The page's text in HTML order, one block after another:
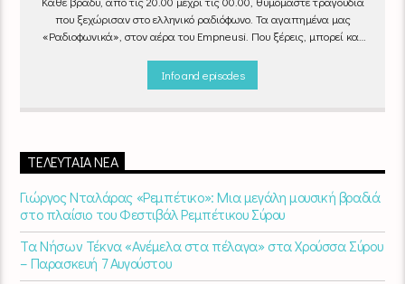
που ξεχώρισαν στο ελληνικό ραδιόφωνο. Τα αγαπημένα μας
«Ραδιοφωνικά», στον αέρα του Empneusi. Που ξέρεις, μπορεί και
:00 – 00:00στονEmpneusi 107 FM
Info and episodes
ΤΕΛΕΥΤΑΊΑ ΝΈΑ
Γιώργος Νταλάρας «Ρεμπέτικο»: Μια μεγάλη μουσική βραδιά
στο πλαίσιο του Φεστιβάλ Ρεμπέτικου Σύρου
Τα Νήσων Τέκνα «Ανέμελα στα πέλαγα» στα Χρούσσα Σύρου
– Παρασκευή 7 Αυγούστου